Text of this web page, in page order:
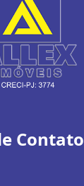
Contato